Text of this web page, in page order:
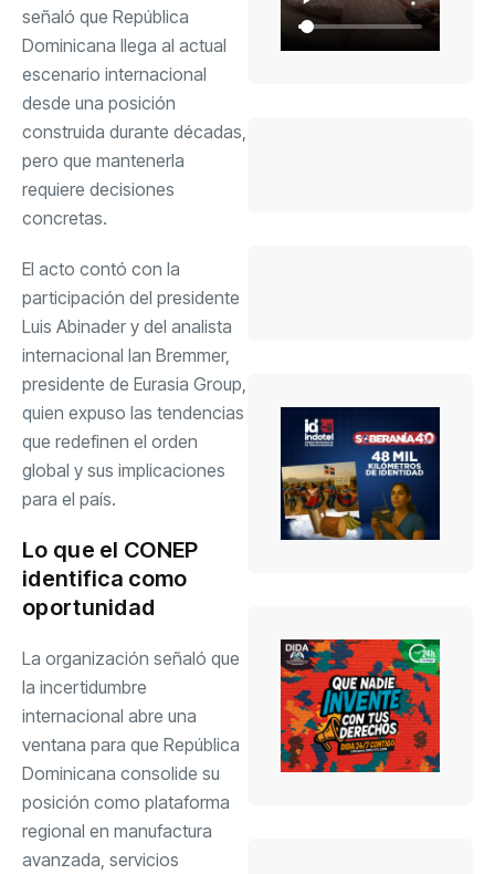
señaló que República
Dominicana llega al actual
escenario internacional
desde una posición
construida durante décadas,
pero que mantenerla
requiere decisiones
concretas.
El acto contó con la
participación del presidente
Luis Abinader y del analista
internacional Ian Bremmer,
presidente de Eurasia Group,
quien expuso las tendencias
que redefinen el orden
global y sus implicaciones
para el país.
Lo que el CONEP
identifica como
oportunidad
La organización señaló que
la incertidumbre
internacional abre una
ventana para que República
Dominicana consolide su
posición como plataforma
regional en manufactura
avanzada, servicios